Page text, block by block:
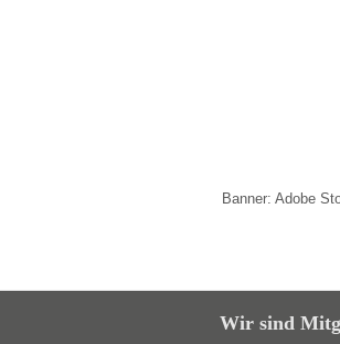
Banner: Adobe
Wir sind